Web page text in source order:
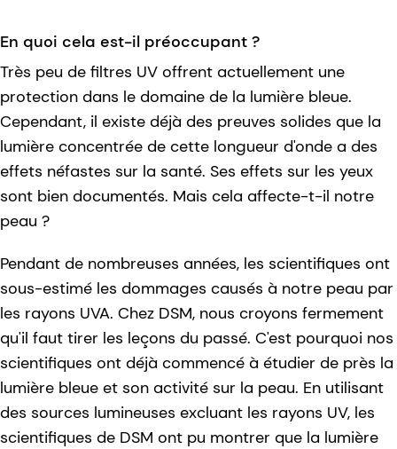
En quoi cela est-il préoccupant ?
Très peu de filtres UV offrent actuellement une
protection dans le domaine de la lumière bleue.
Cependant, il existe déjà des preuves solides que la
lumière concentrée de cette longueur d'onde a des
effets néfastes sur la santé. Ses effets sur les yeux
sont bien documentés. Mais cela affecte-t-il notre
peau ?
Pendant de nombreuses années, les scientifiques ont
sous-estimé les dommages causés à notre peau par
les rayons UVA. Chez DSM, nous croyons fermement
qu'il faut tirer les leçons du passé. C'est pourquoi nos
scientifiques ont déjà commencé à étudier de près la
lumière bleue et son activité sur la peau. En utilisant
des sources lumineuses excluant les rayons UV, les
scientifiques de DSM ont pu montrer que la lumière